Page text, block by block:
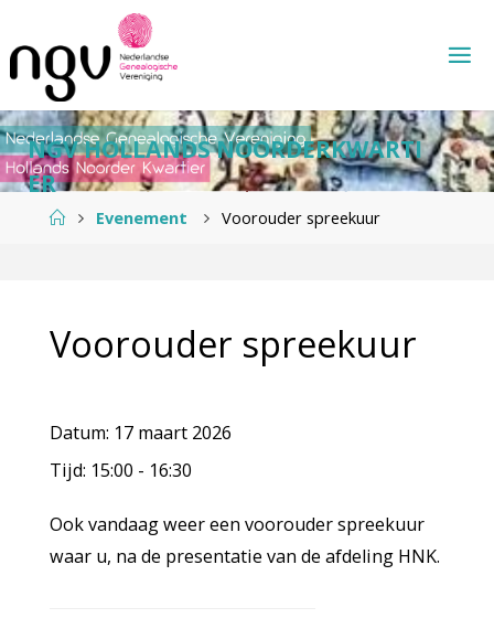
naar
de
inhoud
NGVHOLLANDSNOORDERKWARTI
ER
HomeEvenement Voorouder spreekuur
Voorouder spreekuur
Datum: 17 maart 2026
Tijd: 15:00 - 16:30
Ook vandaag weer een voorouder spreekuur
waar u, na de presentatie van de afdeling HNK.